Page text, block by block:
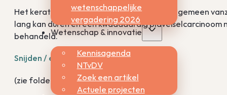
wetenschappelijke
vergadering 2026
Wetenschap & innovatie
Kennisagenda
NTvDV
Zoek een artikel
Actuele projecten
Het keratoacanthoom verdwijnt over het algemeen
lang kan duren en een kwaadaardig
behandeld.
Snijden / excisie
(zie folder excisie)